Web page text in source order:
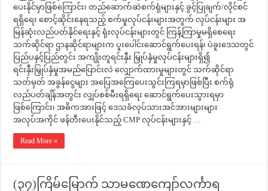
ပေးနိုင်မှာဖြစ်ကြောင်း၊ တည်ဆောက်ဆဲစက်ရုံများနှင့် ခွင့်ပြုချက်/လိုင်စင်
ရရှိရေး စောင့်ဆိုင်းနေရသည့် စက်မှုလုပ်ငန်းများအတွက် လုပ်ငန်းများ အ
မြန်ဆုံးလည်ပတ်နိုင်ရေးနှင့် ရုံးလုပ်ငန်းများတွင် ကြန့်ကြာမှုမရှိစေရေး
သက်ဆိုင်ရာ ဌာနဆိုင်ရာများက ပူးပေါင်းဆောင်ရွက်ပေးရန်၊ ပဲခူးဒေသတွင်
ပြည်ပနှင့်ပြည်တွင်း အကျိုးတူရင်းနှီး မြှုပ်နှံမှုလုပ်ငန်းများရှိ၍
ရင်းနှီးမြှုပ်နှံမှုအမည်ပြောင်းလဲ လျှောက်ထားမှုများတွင် သက်ဆိုင်ရာ
သတ်မှတ် အခွန်ငွေများ အပြေအကြေပေးသွင်းကြရမှာဖြစ်ပြီး စက်ရုံ
လည်ပတ်ချိန်အတွင်း လျှပ်စစ်မီးရရှိရေး ဆောင်ရွက်ပေးသွားရမှာ
ဖြစ်ကြောင်း၊ အဓိကအားဖြင့် ဒေသခံလုပ်သားအင်အားများများ
အလုပ်အကိုင် ဖန်တီးပေးနိုင်သည့် CMP လုပ်ငန်းများနှင့် …
Read More »
(၃၇)ကြိမ်မြောက် သာမဏေကျော်လင်္ကာရ